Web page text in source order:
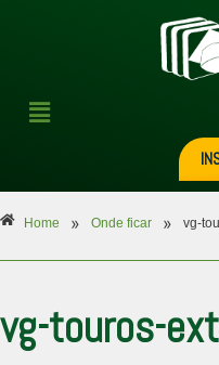
Home » Onde ficar » vg-
vg-touros-